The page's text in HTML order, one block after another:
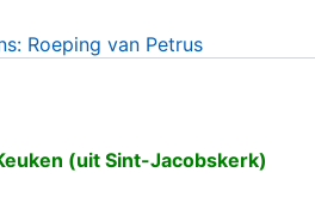
Roeping van Petrus
(uit Sint-Jacobskerk)